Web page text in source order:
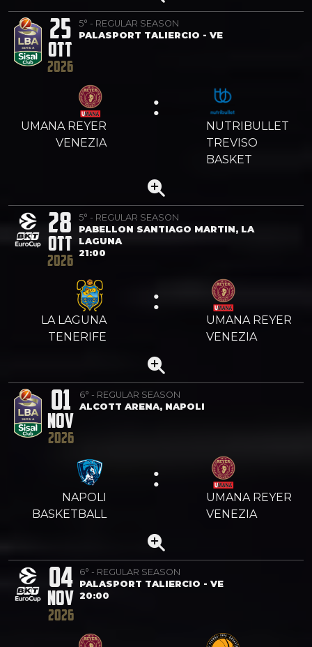
25
OTT
2026
5° - REGULAR SEASON
PALASPORT TALIERCIO - VE
UMANA REYER
VENEZIA
:
NUTRIBULLET
TREVISO
BASKET
28
OTT
2026
5° - REGULAR SEASON
PABELLON SANTIAGO MARTIN, LA
LAGUNA
21:00
LA LAGUNA
TENERIFE
:
UMANA REYER
VENEZIA
01
NOV
2026
6° - REGULAR SEASON
ALCOTT ARENA, NAPOLI
NAPOLI
BASKETBALL
:
UMANA REYER
VENEZIA
04
NOV
2026
6° - REGULAR SEASON
PALASPORT TALIERCIO - VE
20:00